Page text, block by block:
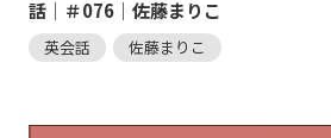
話｜＃076｜佐藤まりこ
英会話 佐藤まりこ